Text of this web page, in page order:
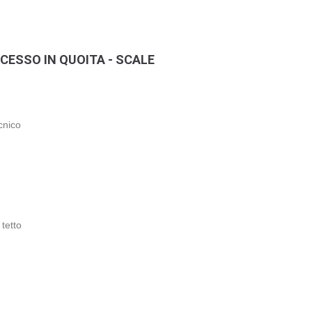
IN QUOITA - SCALE